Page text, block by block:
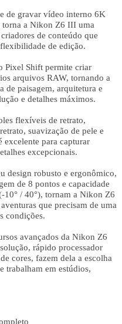
de gravar vídeo interno 6K
a Nikon Z6 III uma
de conteúdo que
de edição.
Pixel Shift permite criar
arquivos RAW, tornando a
paisagem, arquitetura e
e detalhes máximos.
flexíveis de retrato,
suavização de pele e
para capturar
excepcionais.
design robusto e ergonômico,
de 8 pontos e capacidade
10° / 40°), tornam a Nikon Z6
que precisam de uma
condições.
avançados da Nikon Z6
rápido processador
cores, fazem dela a escolha
trabalham em estúdios,